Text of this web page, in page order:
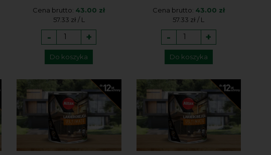
Cena brutto: 43.00 zł
57.33 zł / L
- +
Do koszyka
Cena brutto: 43.00 zł
57.33 zł / L
- +
Do koszyka